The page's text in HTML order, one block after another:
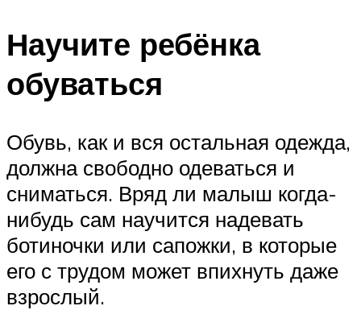
Научите ребёнка
обуваться
Обувь, как и вся остальная одежда,
должна свободно одеваться и
сниматься. Вряд ли малыш когда-
нибудь сам научится надевать
ботиночки или сапожки, в которые
его с трудом может впихнуть даже
взрослый.